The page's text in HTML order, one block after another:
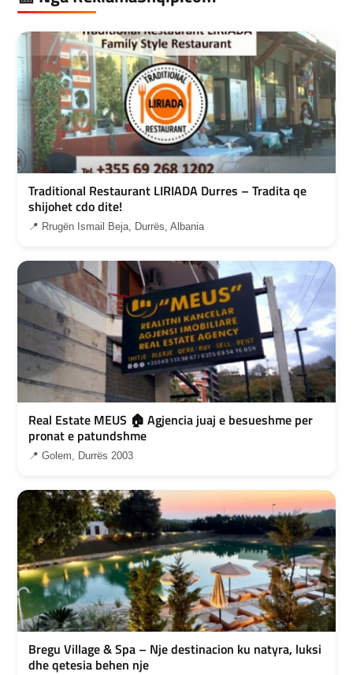
Traditional Restaurant LIRIADA Durres – Tradita qe
shijohet cdo dite!
📍 Rrugën Ismail Beja, Durrës, Albania
Real Estate MEUS 🏠 Agjencia juaj e besueshme per
pronat e patundshme
📍 Golem, Durrës 2003
Bregu Village & Spa – Nje destinacion ku natyra, luksi
dhe qetesia behen nje